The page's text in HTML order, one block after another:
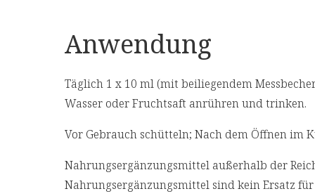
Anwendung
Täglich 1 x 10 ml (mit beiliegendem
Wasser oder Fruchtsaft anrühren und trinken.
Vor Gebrauch schütteln; Nach dem Öffnen im
Nahrungsergänzungsmittel außerhalb der
Nahrungsergänzungsmittel sind kein Ersatz